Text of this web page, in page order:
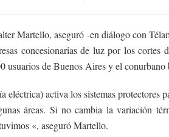
Martello, aseguró -en diálogo con
concesionarias de luz por los cortes
usuarios de Buenos Aires y el conurbano
eléctrica) activa los sistemas protectores
áreas. Si no cambia la variación
«, aseguró Martello.